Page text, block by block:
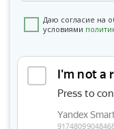
Даю согласие на
условиями